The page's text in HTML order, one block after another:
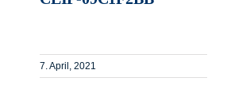
7. April, 2021